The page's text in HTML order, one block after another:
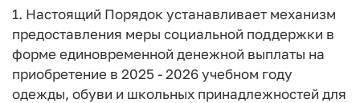
1. Настоящий Порядок устанавливает механизм
предоставления меры социальной поддержки в
форме единовременной денежной выплаты на
приобретение в 2025 - 2026 учебном году
одежды, обуви и школьных принадлежностей для